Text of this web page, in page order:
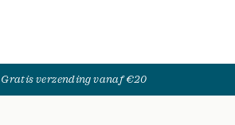
Gratis verzending vanaf €20